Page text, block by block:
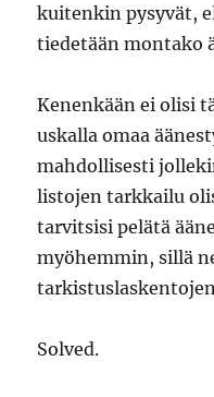
kuitenkin pysyvät,
tiedetään montako
Kenenkään ei olisi
uskalla omaa
mahdollisesti
listojen tarkkailu
tarvitsisi pelätä
myöhemmin, sillä
Solved.